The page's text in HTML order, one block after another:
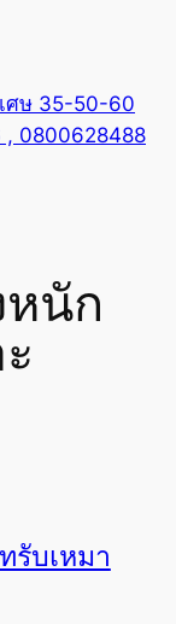
เศษ 35-50-60
0800628488
นัก
รับเหมา